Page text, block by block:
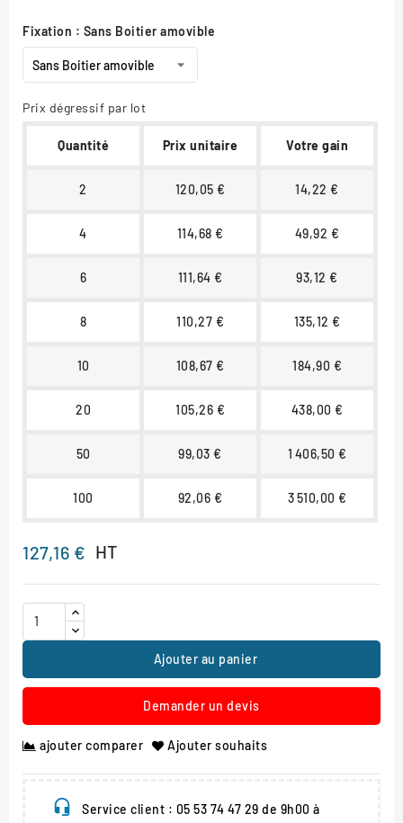
Fixation : Sans Boitier amovible
Prix dégressif par lot
Quantité Prix unitaire Votre gain
2 120,05 € 14,22 €
4 114,68 € 49,92 €
6 111,64 € 93,12 €
8 110,27 € 135,12 €
10 108,67 € 184,90 €
20 105,26 € 438,00 €
50 99,03 € 1 406,50 €
100 92,06 € 3 510,00 €
127,16 € HT
Ajouter au panier
Demander un devis
ajouter comparer Ajouter souhaits
Service client : 05 53 74 47 29 de 9h00 à